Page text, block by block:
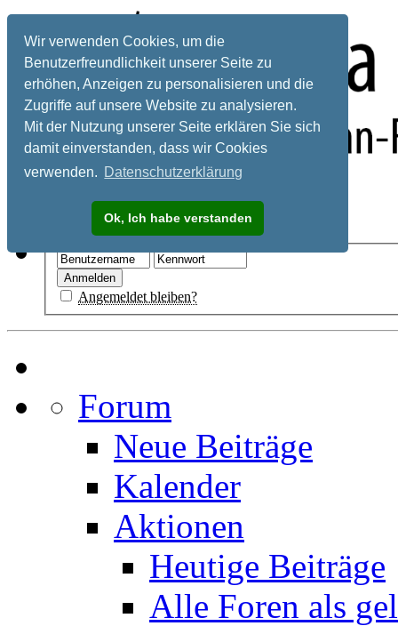
Wir verwenden Cookies, um die
Benutzerfreundlichkeit unserer Seite zu
erhöhen, Anzeigen zu personalisieren und die
Zugriffe auf unsere Website zu analysieren.
Mit der Nutzung unserer Seite erklären Sie sich
damit einverstanden, dass wir Cookies
verwenden. Datenschutzerklärung
Ok, Ich habe verstanden
Registrieren
Angemeldet bleiben?
Forum
Neue Beiträge
Kalender
Aktionen
Heutige Beiträge
Alle Foren als